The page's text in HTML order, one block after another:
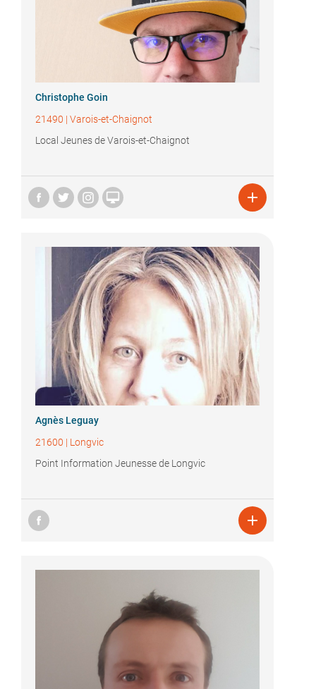
Christophe Goin
21490 | Varois-et-Chaignot
Local Jeunes de Varois-et-Chaignot
 
Agnès Leguay
21600 | Longvic
Point Information Jeunesse de Longvic
